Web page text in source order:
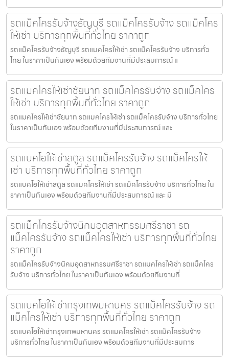
รถแม็คโครรับจ้างธัญบุรี รถแม็คโครรับจ้าง รถแม็คโคร
ให้เช่า บริการทุกพื้นที่ทั่วไทย ราคาถูก
รถแม็คโครรับจ้างธัญบุรี รถแมคโครให้เช่า รถแม็คโครรับจ้าง บริการทั่ว
ไทย ในราคาเป็นกันเอง พร้อมด้วยทีมงานที่มีประสบการณ์ แ
รถแมคโครให้เช่าชัยนาท รถแม็คโครรับจ้าง รถแม็คโคร
ให้เช่า บริการทุกพื้นที่ทั่วไทย ราคาถูก
รถแมคโครให้เช่าชัยนาท รถแมคโครให้เช่า รถแม็คโครรับจ้าง บริการทั่วไทย
ในราคาเป็นกันเอง พร้อมด้วยทีมงานที่มีประสบการณ์ และ
รถแบคโฮให้เช่าสตูล รถแม็คโครรับจ้าง รถแม็คโครให้
เช่า บริการทุกพื้นที่ทั่วไทย ราคาถูก
รถแบคโฮให้เช่าสตูล รถแมคโครให้เช่า รถแม็คโครรับจ้าง บริการทั่วไทย ใน
ราคาเป็นกันเอง พร้อมด้วยทีมงานที่มีประสบการณ์ และ มื
รถแม็คโครรับจ้างนิคมอุตสาหกรรมศรีราชา รถ
แม็คโครรับจ้าง รถแม็คโครให้เช่า บริการทุกพื้นที่ทั่วไทย
ราคาถูก
รถแม็คโครรับจ้างนิคมอุตสาหกรรมศรีราชา รถแมคโครให้เช่า รถแม็คโคร
รับจ้าง บริการทั่วไทย ในราคาเป็นกันเอง พร้อมด้วยทีมงานที่
รถแบคโฮให้เช่ากรุงเทพมหานคร รถแม็คโครรับจ้าง รถ
แม็คโครให้เช่า บริการทุกพื้นที่ทั่วไทย ราคาถูก
รถแบคโฮให้เช่ากรุงเทพมหานคร รถแมคโครให้เช่า รถแม็คโครรับจ้าง
บริการทั่วไทย ในราคาเป็นกันเอง พร้อมด้วยทีมงานที่มีประสบการ